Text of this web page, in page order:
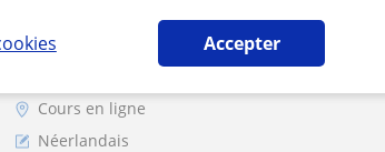
Accepter
Cours en ligne
Néerlandais